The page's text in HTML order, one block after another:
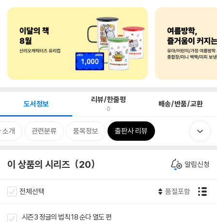
도서정보 리뷰/한줄평
0 배송/반품/교환
소개 관련분류 품목정보 출판사 리뷰
이 상품의 시리즈 20 알림신청
전체선택 품절포함
시즌3 정글의 법칙 18 순다 열도 편